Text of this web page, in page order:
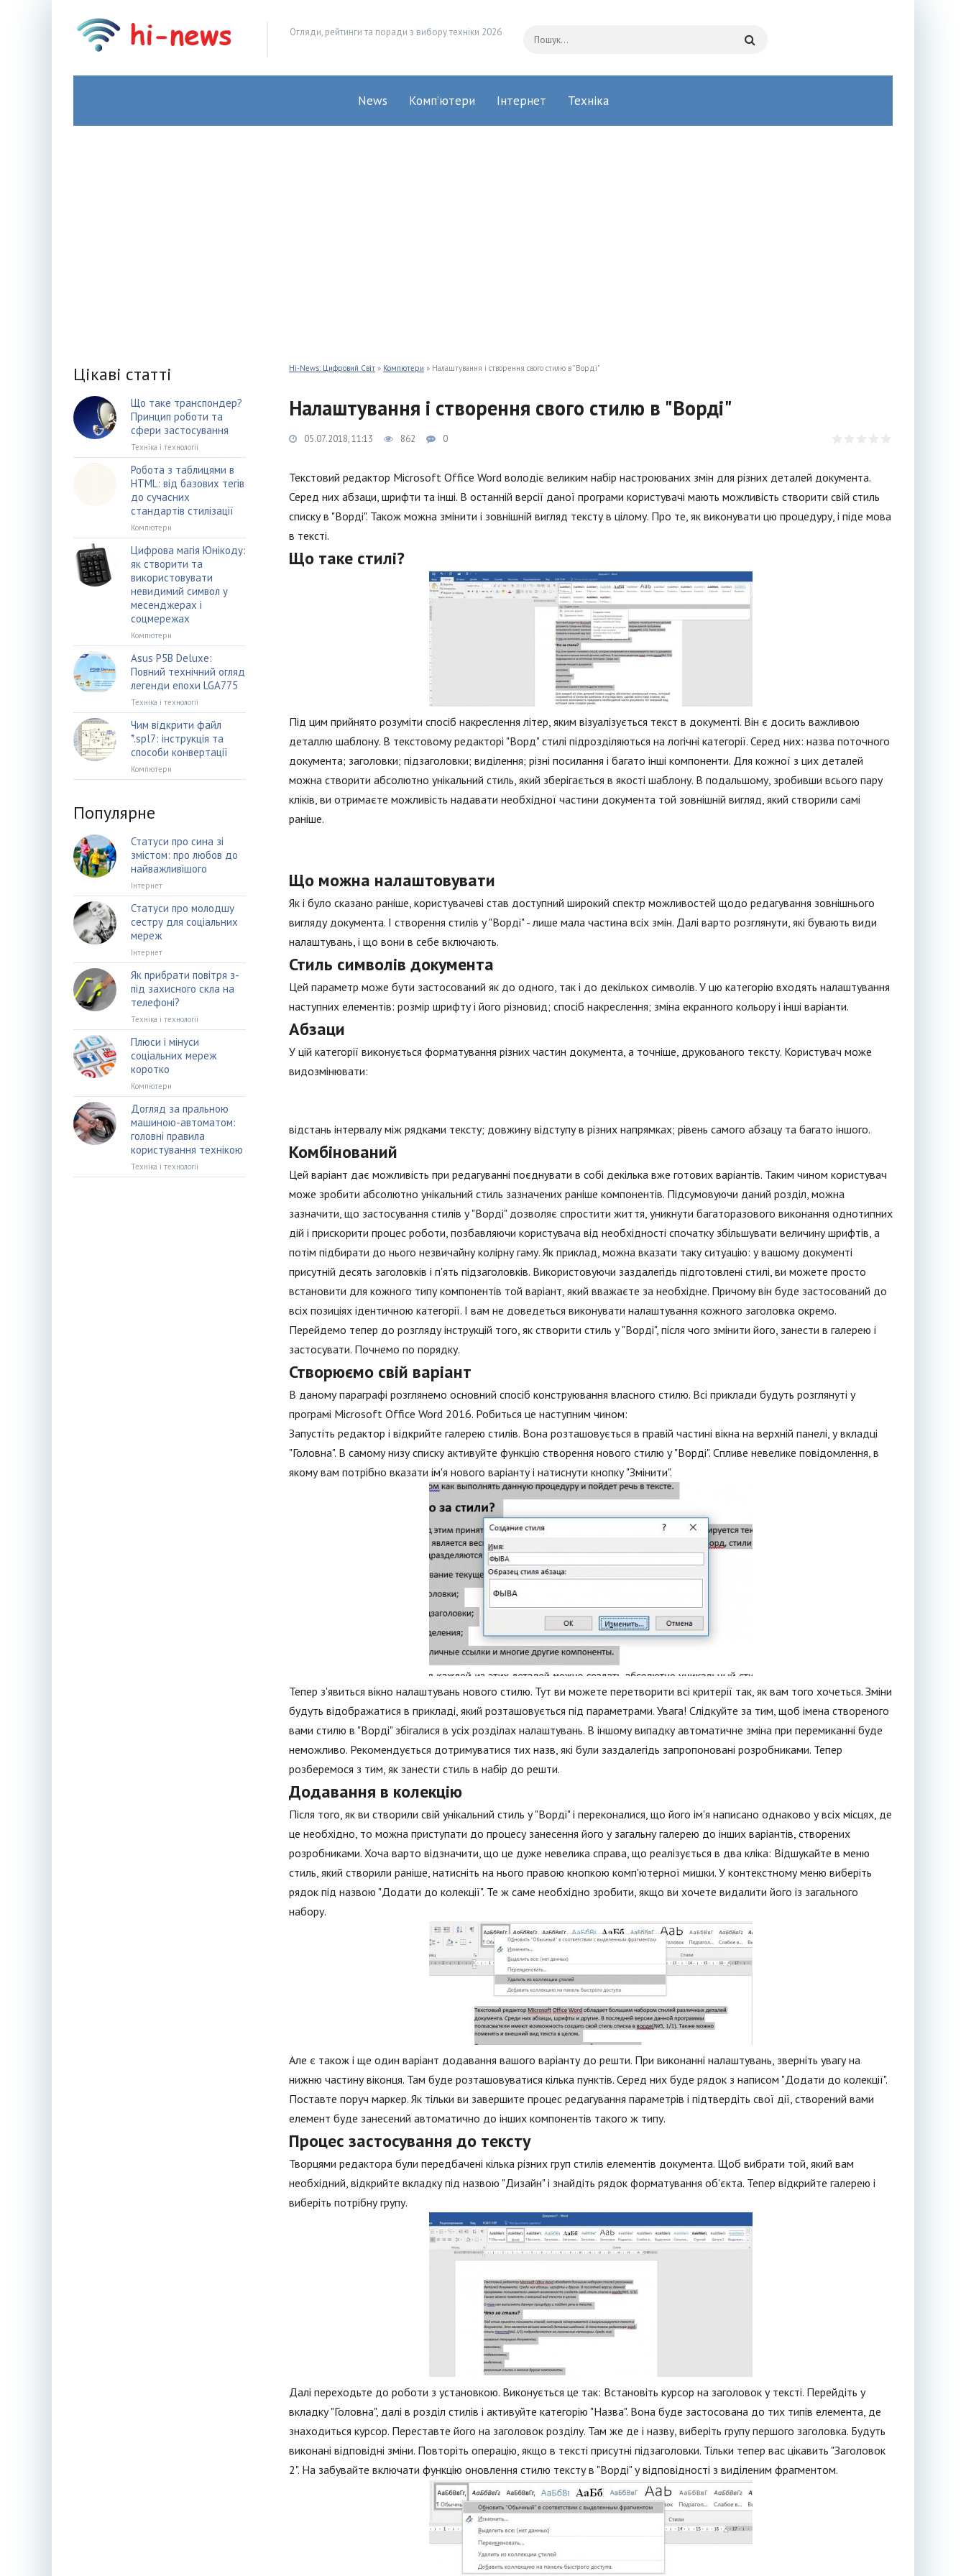
Огляди, рейтинги та поради з вибору техніки 2026
News Комп’ютери Інтернет Техніка
Hi-News: Цифровий Світ » Компютери » Налаштування і створення свого стилю в "Ворді"
Налаштування і створення свого стилю в "Ворді"
05.07.2018, 11:13 862 0
Текстовий редактор Microsoft Office Word володіє великим набір настроюваних змін для різних деталей документа.
Серед них абзаци, шрифти та інші. В останній версії даної програми користувачі мають можливість створити свій стиль
списку в "Ворді". Також можна змінити і зовнішній вигляд тексту в цілому. Про те, як виконувати цю процедуру, і піде мова
в тексті.
Що таке стилі?
Під цим прийнято розуміти спосіб накреслення літер, яким візуалізується текст в документі. Він є досить важливою
деталлю шаблону. В текстовому редакторі "Ворд" стилі підрозділяються на логічні категорії. Серед них: назва поточного
документа; заголовки; підзаголовки; виділення; різні посилання і багато інші компоненти. Для кожної з цих деталей
можна створити абсолютно унікальний стиль, який зберігається в якості шаблону. В подальшому, зробивши всього пару
кліків, ви отримаєте можливість надавати необхідної частини документа той зовнішній вигляд, який створили самі
раніше.
Що можна налаштовувати
Як і було сказано раніше, користувачеві став доступний широкий спектр можливостей щодо редагування зовнішнього
вигляду документа. І створення стилів у "Ворді" - лише мала частина всіх змін. Далі варто розглянути, які бувають види
налаштувань, і що вони в себе включають.
Стиль символів документа
Цей параметр може бути застосований як до одного, так і до декількох символів. У цю категорію входять налаштування
наступних елементів: розмір шрифту і його різновид; спосіб накреслення; зміна екранного кольору і інші варіанти.
Абзаци
У цій категорії виконується форматування різних частин документа, а точніше, друкованого тексту. Користувач може
видозмінювати:
відстань інтервалу між рядками тексту; довжину відступу в різних напрямках; рівень самого абзацу та багато іншого.
Комбінований
Цей варіант дає можливість при редагуванні поєднувати в собі декілька вже готових варіантів. Таким чином користувач
може зробити абсолютно унікальний стиль зазначених раніше компонентів. Підсумовуючи даний розділ, можна
зазначити, що застосування стилів у "Ворді" дозволяє спростити життя, уникнути багаторазового виконання однотипних
дій і прискорити процес роботи, позбавляючи користувача від необхідності спочатку збільшувати величину шрифтів, а
потім підбирати до нього незвичайну колірну гаму. Як приклад, можна вказати таку ситуацію: у вашому документі
присутній десять заголовків і п'ять підзаголовків. Використовуючи заздалегідь підготовлені стилі, ви можете просто
встановити для кожного типу компонентів той варіант, який вважаєте за необхідне. Причому він буде застосований до
всіх позиціях ідентичною категорії. І вам не доведеться виконувати налаштування кожного заголовка окремо.
Перейдемо тепер до розгляду інструкцій того, як створити стиль у "Ворді", після чого змінити його, занести в галерею і
застосувати. Почнемо по порядку.
Створюємо свій варіант
В даному параграфі розглянемо основний спосіб конструювання власного стилю. Всі приклади будуть розглянуті у
програмі Microsoft Office Word 2016. Робиться це наступним чином:
Запустіть редактор і відкрийте галерею стилів. Вона розташовується в правій частині вікна на верхній панелі, у вкладці
"Головна". В самому низу списку активуйте функцію створення нового стилю у "Ворді". Спливе невелике повідомлення, в
якому вам потрібно вказати ім'я нового варіанту і натиснути кнопку "Змінити".
Тепер з'явиться вікно налаштувань нового стилю. Тут ви можете перетворити всі критерії так, як вам того хочеться. Зміни
будуть відображатися в прикладі, який розташовується під параметрами. Увага! Слідкуйте за тим, щоб імена створеного
вами стилю в "Ворді" збігалися в усіх розділах налаштувань. В іншому випадку автоматичне зміна при перемиканні буде
неможливо. Рекомендується дотримуватися тих назв, які були заздалегідь запропоновані розробниками. Тепер
розберемося з тим, як занести стиль в набір до решти.
Додавання в колекцію
Після того, як ви створили свій унікальний стиль у "Ворді" і переконалися, що його ім'я написано однаково у всіх місцях, де
це необхідно, то можна приступати до процесу занесення його у загальну галерею до інших варіантів, створених
розробниками. Хоча варто відзначити, що це дуже невелика справа, що реалізується в два кліка: Відшукайте в меню
стиль, який створили раніше, натисніть на нього правою кнопкою комп'ютерної мишки. У контекстному меню виберіть
рядок під назвою "Додати до колекції". Те ж саме необхідно зробити, якщо ви хочете видалити його із загального
набору.
Але є також і ще один варіант додавання вашого варіанту до решти. При виконанні налаштувань, зверніть увагу на
нижню частину віконця. Там буде розташовуватися кілька пунктів. Серед них буде рядок з написом "Додати до колекції".
Поставте поруч маркер. Як тільки ви завершите процес редагування параметрів і підтвердіть свої дії, створений вами
елемент буде занесений автоматично до інших компонентів такого ж типу.
Процес застосування до тексту
Творцями редактора були передбачені кілька різних груп стилів елементів документа. Щоб вибрати той, який вам
необхідний, відкрийте вкладку під назвою "Дизайн" і знайдіть рядок форматування об'єкта. Тепер відкрийте галерею і
виберіть потрібну групу.
Далі переходьте до роботи з установкою. Виконується це так: Встановіть курсор на заголовок у тексті. Перейдіть у
вкладку "Головна", далі в розділ стилів і активуйте категорію "Назва". Вона буде застосована до тих типів елемента, де
знаходиться курсор. Переставте його на заголовок розділу. Там же де і назву, виберіть групу першого заголовка. Будуть
виконані відповідні зміни. Повторіть операцію, якщо в тексті присутні підзаголовки. Тільки тепер вас цікавить "Заголовок
2". На забувайте включати функцію оновлення стилю тексту в "Ворді" у відповідності з виділеним фрагментом.
Цікаві статті
Що таке транспондер?
Принцип роботи та
сфери застосування
Техніка і технології
Робота з таблицями в
HTML: від базових тегів
до сучасних
стандартів стилізації
Компютери
Цифрова магія Юнікоду:
як створити та
використовувати
невидимий символ у
месенджерах і
соцмережах
Компютери
Asus P5B Deluxe:
Повний технічний огляд
легенди епохи LGA775
Техніка і технології
Чим відкрити файл
*.spl7: інструкція та
способи конвертації
Компютери
Популярне
Статуси про сина зі
змістом: про любов до
найважливішого
Інтернет
Статуси про молодшу
сестру для соціальних
мереж
Інтернет
Як прибрати повітря з-
під захисного скла на
телефоні?
Техніка і технології
Плюси і мінуси
соціальних мереж
коротко
Компютери
Догляд за пральною
машиною-автоматом:
головні правила
користування технікою
Техніка і технології